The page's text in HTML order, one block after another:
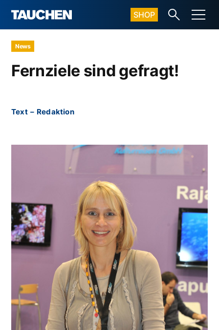
SHOP
News
Fernziele sind gefragt!
Text – Redaktion